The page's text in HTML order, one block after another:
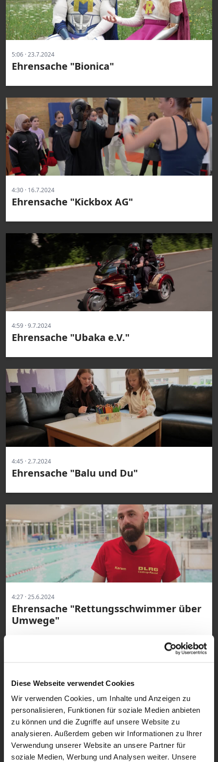
Diese Webseite verwendet Cookies
Wir verwenden Cookies, um Inhalte und Anzeigen zu
personalisieren, Funktionen für soziale Medien anbieten
zu können und die Zugriffe auf unsere Website zu
analysieren. Außerdem geben wir Informationen zu Ihrer
Verwendung unserer Website an unsere Partner für
soziale Medien, Werbung und Analysen weiter. Unsere
5:06 · 23.7.2024
Ehrensache "Bionica"
4:30 · 16.7.2024
Ehrensache "Kickbox AG"
4:59 · 9.7.2024
Ehrensache "Ubaka e.V."
4:45 · 2.7.2024
Ehrensache "Balu und Du"
4:27 · 25.6.2024
Ehrensache "Rettungsschwimmer über
Umwege"
4:15 · 18.6.2024
Ehrensache "Rheinkrake"